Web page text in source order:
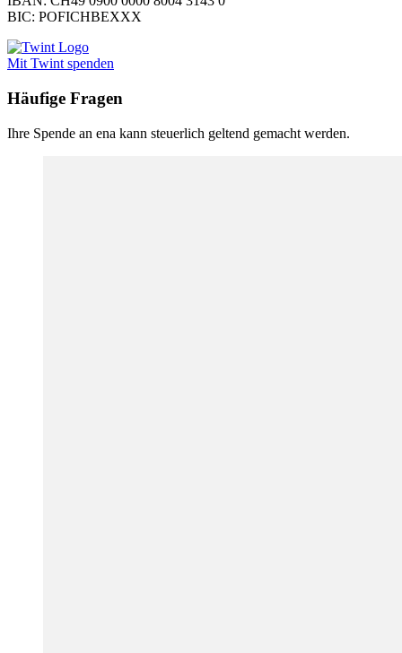
BIC: POFICHBEXXX
Mit Twint spenden
Häufige Fragen
Ihre Spende an ena kann steuerlich geltend gemacht werden.